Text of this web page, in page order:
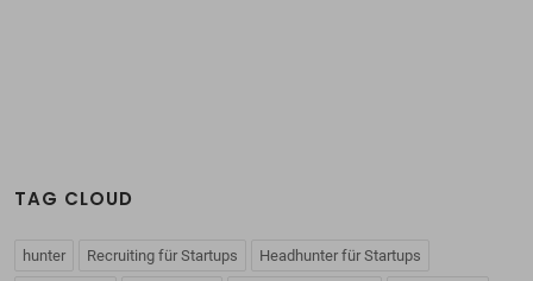
TAG CLOUD
hunter Recruiting für Startups Headhunter für Startups